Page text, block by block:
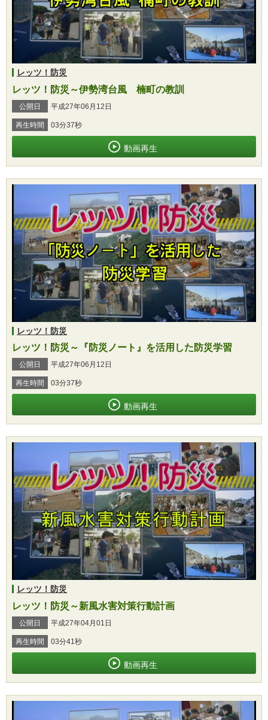
レッツ！防災
レッツ！防災～伊勢湾台風 楠町の教訓
公開日 平成27年06月12日
再生時間 03分37秒
動画再生
レッツ！防災
レッツ！防災～『防災ノート』を活用した防災学習
公開日 平成27年06月12日
再生時間 03分37秒
動画再生
レッツ！防災
レッツ！防災～新風水害対策行動計画
公開日 平成27年04月01日
再生時間 03分41秒
動画再生